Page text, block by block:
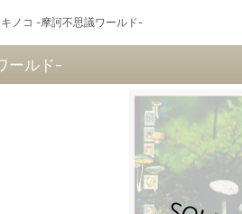
ノコ -摩訶不思議ワールド-
ールド-